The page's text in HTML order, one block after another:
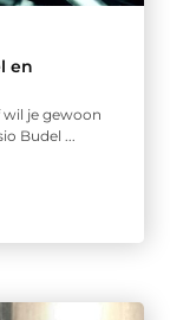
en
wil je gewoon
Budel ...